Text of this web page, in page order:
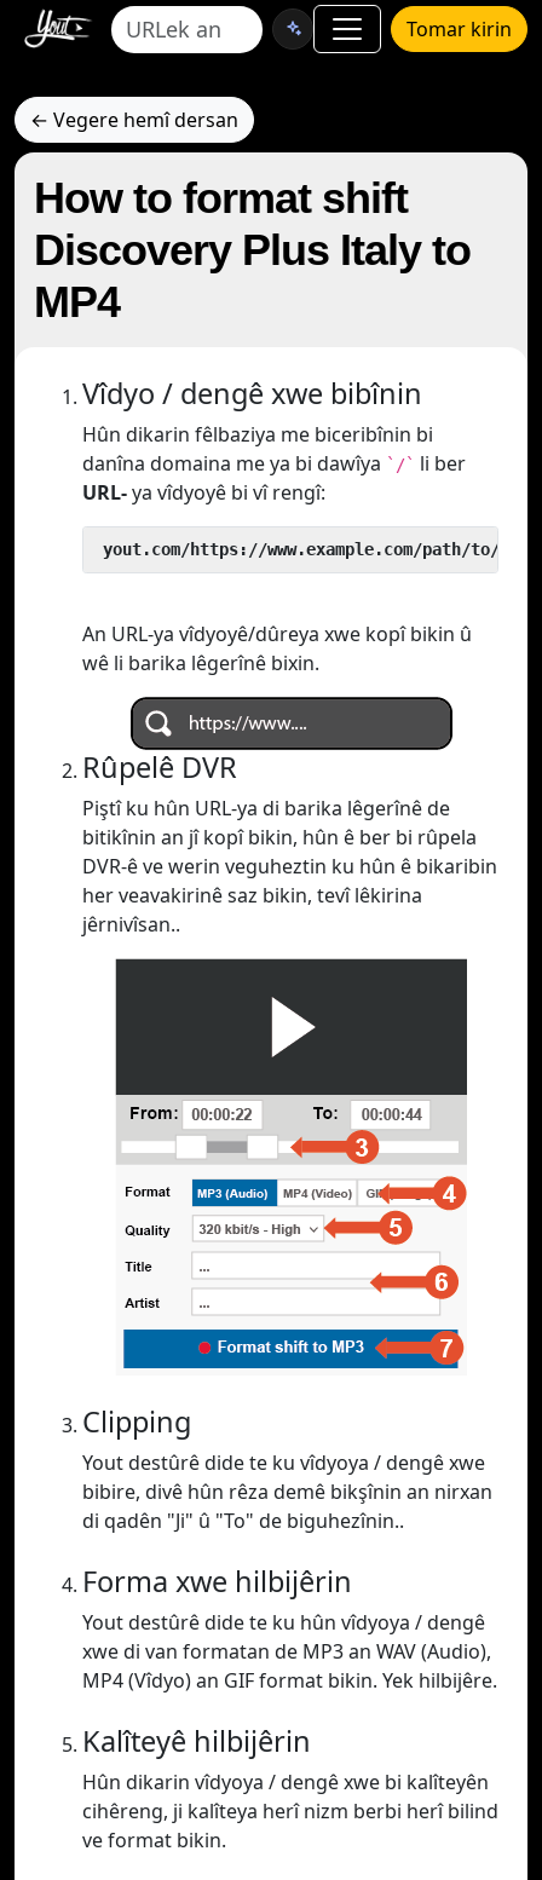
Tomar kirin
← Vegere hemî dersan
How to format shift
Discovery Plus Italy to
MP4
Vîdyo / dengê xwe bibînin
Hûn dikarin fêlbaziya me biceribînin bi
danîna domaina me ya bi dawîya `/` li ber
URL-ya vîdyoyê bi vî rengî:
yout.com/https://www.example.com/path/to/
An URL-ya vîdyoyê/dûreya xwe kopî bikin û
wê li barika lêgerînê bixin.
Rûpelê DVR
Piştî ku hûn URL-ya di barika lêgerînê de
bitikînin an jî kopî bikin, hûn ê ber bi rûpela
DVR-ê ve werin veguheztin ku hûn ê bikaribin
her veavakirinê saz bikin, tevî lêkirina
jêrnivîsan..
Clipping
Yout destûrê dide te ku vîdyoya / dengê xwe
bibire, divê hûn rêza demê bikşînin an nirxan
di qadên "Ji" û "To" de biguhezînin..
Forma xwe hilbijêrin
Yout destûrê dide te ku hûn vîdyoya / dengê
xwe di van formatan de MP3 an WAV (Audio),
MP4 (Vîdyo) an GIF format bikin. Yek hilbijêre.
Kalîteyê hilbijêrin
Hûn dikarin vîdyoya / dengê xwe bi kalîteyên
cihêreng, ji kalîteya herî nizm berbi herî bilind
ve format bikin.